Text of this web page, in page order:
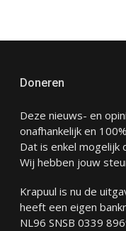
Doneren
Deze nieuws- en
onafhankelijk en
Dat is enkel mogelijk
Wij hebben jouw
Krapuul is nu de
heeft een eigen
NL96 SNSB 0339